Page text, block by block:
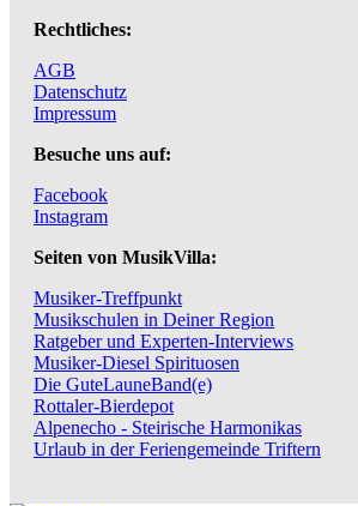
Rechtliches:
AGB
Datenschutz
Impressum
Besuche uns auf:
Facebook
Instagram
Seiten von MusikVilla:
Musiker-Treffpunkt
Musikschulen in Deiner Region
Ratgeber und Experten-Interviews
Musiker-Diesel Spirituosen
Die GuteLauneBand(e)
Rottaler-Bierdepot
Alpenecho - Steirische Harmonikas
Urlaub in der Feriengemeinde Triftern